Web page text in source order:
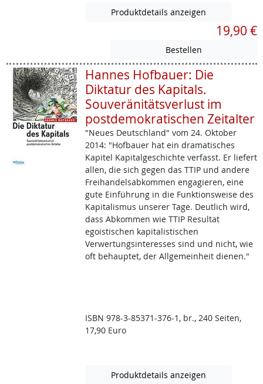
Produktdetails anzeigen
19,90 €
Hannes Hofbauer: Die
Diktatur des Kapitals.
Souveränitätsverlust im
postdemokratischen Zeitalter
"Neues Deutschland" vom 24. Oktober
2014: "Hofbauer hat ein dramatisches
Kapitel Kapitalgeschichte verfasst. Er liefert
allen, die sich gegen das TTIP und andere
Freihandelsabkommen engagieren, eine
gute Einführung in die Funktionsweise des
Kapitalismus unserer Tage. Deutlich wird,
dass Abkommen wie TTIP Resultat
egoistischen kapitalistischen
Verwertungsinteresses sind und nicht, wie
oft behauptet, der Allgemeinheit dienen."
ISBN 978-3-85371-376-1, br., 240 Seiten,
17,90 Euro
Produktdetails anzeigen